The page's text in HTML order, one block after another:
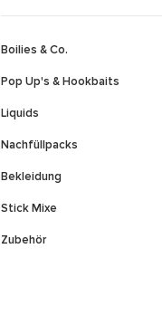
Boilies & Co.
Pop Up's & Hookbaits
Liquids
Nachfüllpacks
Bekleidung
Stick Mixe
Zubehör